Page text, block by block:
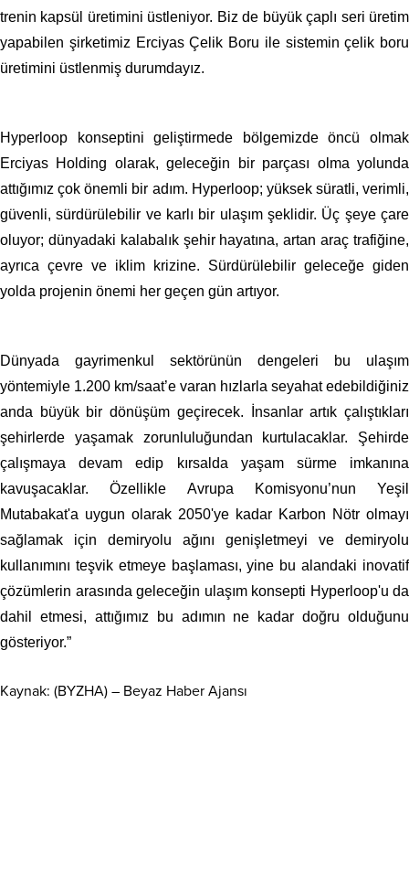
trenin kapsül üretimini üstleniyor. Biz de büyük çaplı seri üretim
yapabilen şirketimiz Erciyas Çelik Boru ile sistemin çelik boru
üretimini üstlenmiş durumdayız.
Hyperloop konseptini geliştirmede bölgemizde öncü olmak
Erciyas Holding olarak, geleceğin bir parçası olma yolunda
attığımız çok önemli bir adım. Hyperloop; yüksek süratli, verimli,
güvenli, sürdürülebilir ve karlı bir ulaşım şeklidir. Üç şeye çare
oluyor; dünyadaki kalabalık şehir hayatına, artan araç trafiğine,
ayrıca çevre ve iklim krizine. Sürdürülebilir geleceğe giden
yolda projenin önemi her geçen gün artıyor.
Dünyada gayrimenkul sektörünün dengeleri bu ulaşım
yöntemiyle 1.200 km/saat’e varan hızlarla seyahat edebildiğiniz
anda büyük bir dönüşüm geçirecek. İnsanlar artık çalıştıkları
şehirlerde yaşamak zorunluluğundan kurtulacaklar. Şehirde
çalışmaya devam edip kırsalda yaşam sürme imkanına
kavuşacaklar. Özellikle Avrupa Komisyonu’nun Yeşil
Mutabakat'a uygun olarak 2050'ye kadar Karbon Nötr olmayı
sağlamak için demiryolu ağını genişletmeyi ve demiryolu
kullanımını teşvik etmeye başlaması, yine bu alandaki inovatif
çözümlerin arasında geleceğin ulaşım konsepti Hyperloop'u da
dahil etmesi, attığımız bu adımın ne kadar doğru olduğunu
gösteriyor.”
Kaynak: (BYZHA) – Beyaz Haber Ajansı